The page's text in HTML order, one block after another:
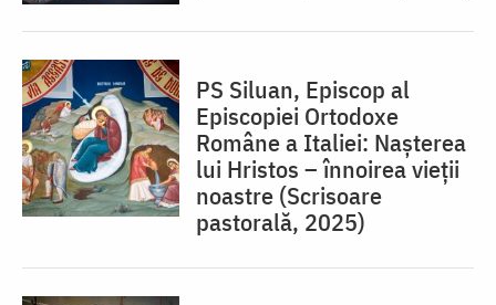
PS Siluan, Episcop al
Episcopiei Ortodoxe
Române a Italiei: Nașterea
lui Hristos – înnoirea vieții
noastre (Scrisoare
pastorală, 2025)